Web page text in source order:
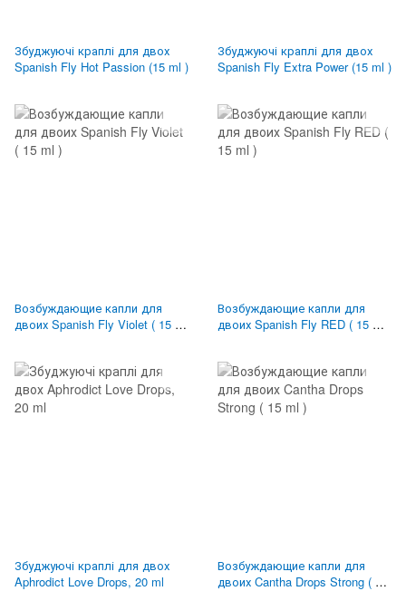
Збуджуючі краплі для двох
Spanish Fly Hot Passion (15 ml )
Збуджуючі краплі для двох
Spanish Fly Extra Power (15 ml )
Возбуждающие капли для
двоих Spanish Fly Violet ( 15 ml
Возбуждающие капли для
двоих Spanish Fly RED ( 15 ml
Збуджуючі краплі для двох
Aphrodict Love Drops, 20 ml
Возбуждающие капли для
двоих Cantha Drops Strong ( 15